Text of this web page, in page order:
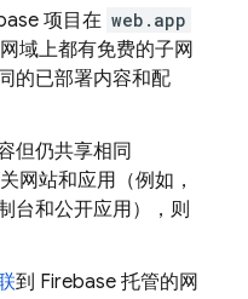
项目在 web.app
网域上都有免费的子网
的已部署内容和配
但仍共享相同
网站和应用（例如，
台和公开应用），则
到 Firebase 托管的网